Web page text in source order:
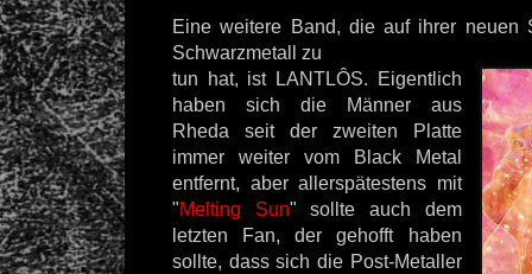
Eine weitere Band, die auf ihrer neuen
Schwarzmetall zu
tun hat, ist LANTLÔS. Eigentlich
haben sich die Männer aus
Rheda seit der zweiten Platte
immer weiter vom Black Metal
entfernt, aber allerspätestens mit
"Melting Sun" sollte auch dem
letzten Fan, der gehofft haben
sollte, dass sich die Post-Metaller